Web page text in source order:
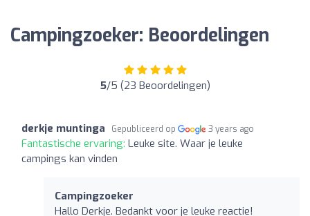
Campingzoeker: Beoordelingen
5/5 (23 Beoordelingen)
derkje muntinga Gepubliceerd op 3 years ago
Fantastische ervaring: Leuke site. Waar je leuke
campings kan vinden
Campingzoeker
Hallo Derkje. Bedankt voor je leuke reactie!